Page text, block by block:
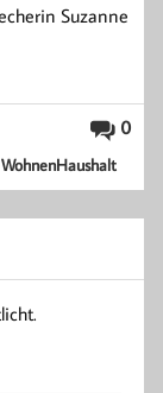
Suzanne
0
WohnenHaushalt